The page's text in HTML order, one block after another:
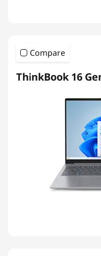
Compare
ThinkBook 16